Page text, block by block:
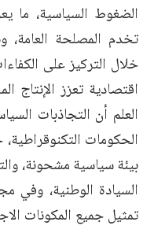
الضغوط السياسية، ما
تخدم المصلحة العامة،
خلال التركيز على
اقتصادية تعزز الإنتاج
العلم أن التجاذبات
الحكومات
بيئة سياسية مشحونة،
السيادة الوطنية، وفي
تمثيل جميع المكونات